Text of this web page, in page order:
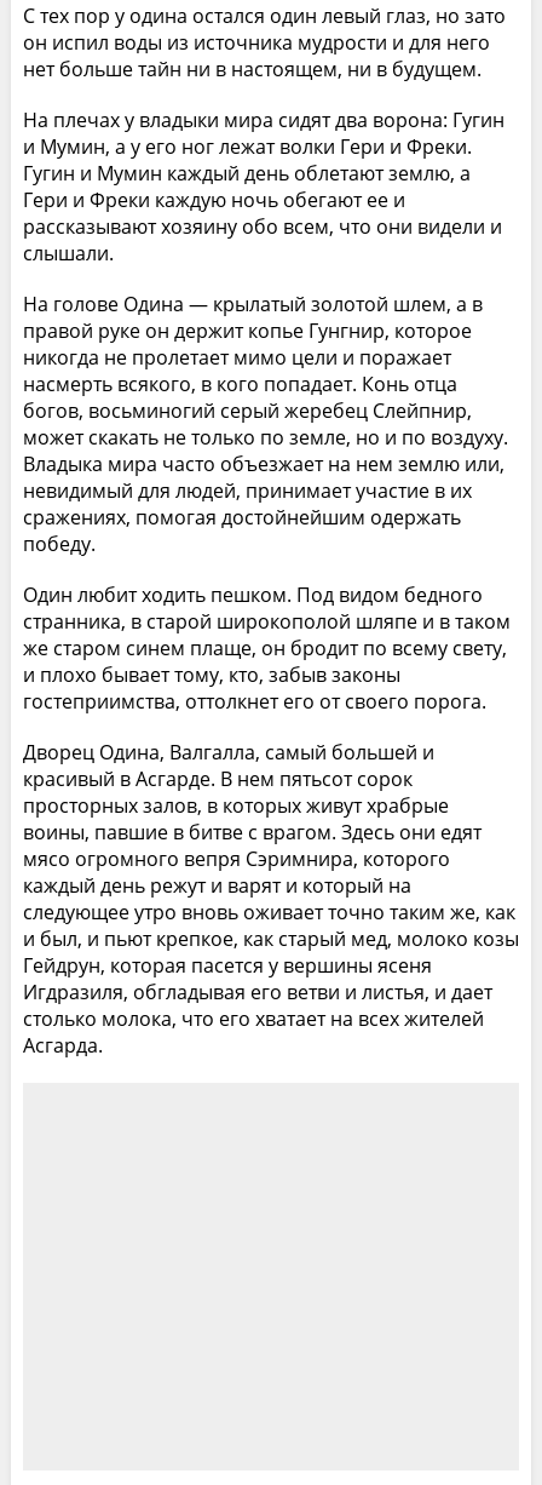
С тех пор у одина остался один левый глаз, но зато
он испил воды из источника мудрости и для него
нет больше тайн ни в настоящем, ни в будущем.
На плечах у владыки мира сидят два ворона: Гугин
и Мумин, а у его ног лежат волки Гери и Фреки.
Гугин и Мумин каждый день облетают землю, а
Гери и Фреки каждую ночь обегают ее и
рассказывают хозяину обо всем, что они видели и
слышали.
На голове Одина — крылатый золотой шлем, а в
правой руке он держит копье Гунгнир, которое
никогда не пролетает мимо цели и поражает
насмерть всякого, в кого попадает. Конь отца
богов, восьминогий серый жеребец Слейпнир,
может скакать не только по земле, но и по воздуху.
Владыка мира часто объезжает на нем землю или,
невидимый для людей, принимает участие в их
сражениях, помогая достойнейшим одержать
победу.
Один любит ходить пешком. Под видом бедного
странника, в старой широкополой шляпе и в таком
же старом синем плаще, он бродит по всему свету,
и плохо бывает тому, кто, забыв законы
гостеприимства, оттолкнет его от своего порога.
Дворец Одина, Валгалла, самый большей и
красивый в Асгарде. В нем пятьсот сорок
просторных залов, в которых живут храбрые
воины, павшие в битве с врагом. Здесь они едят
мясо огромного вепря Сэримнира, которого
каждый день режут и варят и который на
следующее утро вновь оживает точно таким же, как
и был, и пьют крепкое, как старый мед, молоко козы
Гейдрун, которая пасется у вершины ясеня
Игдразиля, обгладывая его ветви и листья, и дает
столько молока, что его хватает на всех жителей
Асгарда.